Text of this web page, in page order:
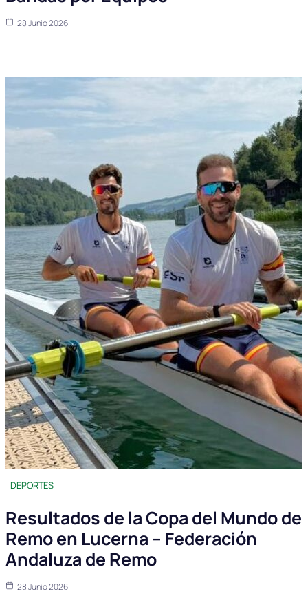
28 Junio 2026
DEPORTES
Resultados de la Copa del Mundo de
Remo en Lucerna – Federación
Andaluza de Remo
28 Junio 2026